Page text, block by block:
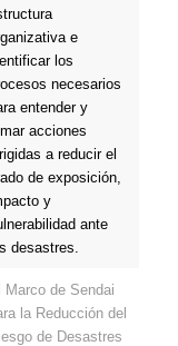
e
los
necesarios
entender y
acciones
a reducir el
de exposición,
y
ante
desastres.
Marco de Sendai
la Reducción del
de Desastres